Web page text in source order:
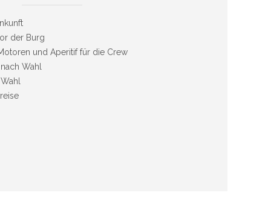
der Burg
und Aperitif für die Crew
Wahl